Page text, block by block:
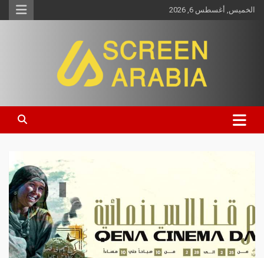
الخميس, أغسطس 6, 2026
Screen Arabia